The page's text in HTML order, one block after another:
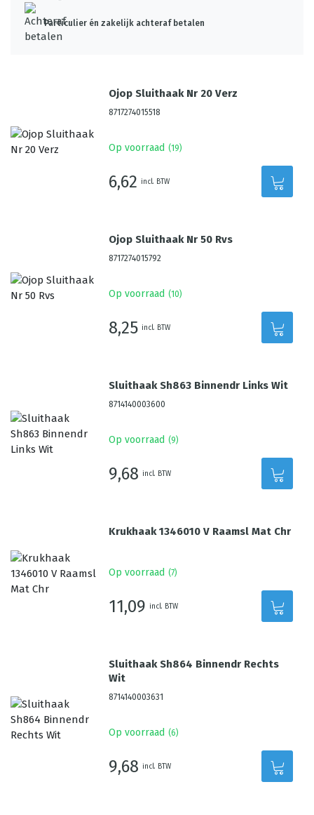
Particulier én zakelijk achteraf betalen
Ojop Sluithaak Nr 20 Verz
8717274015518
Op voorraad (19)
6,62 incl. BTW
Ojop Sluithaak Nr 50 Rvs
8717274015792
Op voorraad (10)
8,25 incl. BTW
Sluithaak Sh863 Binnendr Links Wit
8714140003600
Op voorraad (9)
9,68 incl. BTW
Krukhaak 1346010 V Raamsl Mat Chr
Op voorraad (7)
11,09 incl. BTW
Sluithaak Sh864 Binnendr Rechts
Wit
8714140003631
Op voorraad (6)
9,68 incl. BTW